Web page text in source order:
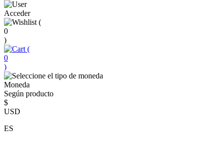
Acceder
(
0
)
(
0
)
Moneda
Según producto
$
USD
ES